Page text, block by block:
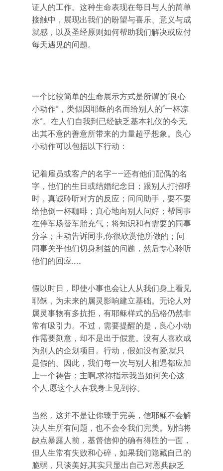
证人的工作。这种生命表现在每日与人的简单
接触中，展现出我们的盼望与喜乐、意义与成
就感，以及圣经原则如何帮助我们解决或应付
每天遇见的问题。
一个比较简单的生命展示方式是所谓的“良心
小动作”，类似因耶稣的名而给别人的“一杯凉
水”。在人们自我到已经缺乏基本礼仪的今天,
出其不意的善意所带来的力量超乎想象。良心
小动作可以包括以下行动：
记着雇员或客户的名字——还有他们配偶的名
字，他们的生日或结婚纪念日；跟别人打招呼
时，真诚聆听对方的反应；问问助手，要不要
给他倒一杯咖啡；真心地向别人问好；帮同事
在停车场替车胎充气；将知识和有需要的同事
分享；主动告诉同事,你很欣赏他所做的；问
同事关乎他们切身利益的问题，然后专心聆听
他们的回应……
假以时日，即使小事也会让人从我们身上看见
耶稣，为未来的属灵影响建立基础。无论人对
属灵事物有多抗拒，有耶稣样式的品格仍然非
常有吸引力。不过，需要提醒的是，良心小动
作需要刻意，却不是出于假意。没有人喜欢成
为别人的企划项目。行动，假如没有爱,就只
是假的。因此，我们每一次与别人相遇都应加
上一个祷告：主啊,求祢指示我当如何关心这
个人,愿这个人在我身上见到祢。
当然，这并不是让你臻于完美，信耶稣不会解
决人生所有问题，也不会令我们完美。别怕将
缺点暴露人前，基督信仰的确有得胜的一面，
但人生常有失败和心碎，如果我们隐藏自己的
脆弱，只谈美好,其实只显出自己对恩典缺乏